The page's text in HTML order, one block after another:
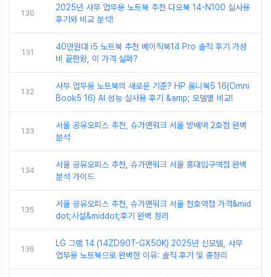
130
2025년 사무 업무용 노트북 추천 다오북 14-N100 실사용
후기와 비교 분석!
131
40만원대 i5 노트북 추천 베이직북14 Pro 솔직 후기 가성
비 끝판왕, 이 가격 실화?
132
사무 업무용 노트북의 새로운 기준? HP 옴니북5 16(Omni
Book5 16) AI 성능 실사용 후기 &amp; 모델별 비교!
133
서울 공유오피스 추천, 슈가맨워크 서울 방배역 2호점 완벽
분석
134
서울 공유오피스 추천, 슈가맨워크 서울 홍대입구역점 완벽
분석 가이드
135
서울 공유오피스 추천, 슈가맨워크 서울 천호역점 가격&mid
dot;시설&middot;후기 완벽 정리
136
LG 그램 14 (14ZD90T-GX50K) 2025년 신모델, 사무
업무용 노트북으로 완벽한 이유: 솔직 후기 및 총정리